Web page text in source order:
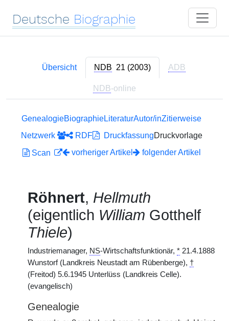
Deutsche Biographie
Übersicht NDB 21 (2003) ADB
NDB-online
GenealogieBiographieLiteraturAutor/inZitierweise
Netzwerk
RDF DruckfassungDruckvorlage
Scan
vorheriger Artikel folgender Artikel
Röhnert, Hellmuth
(eigentlich William Gotthelf
Thiele)
Industriemanager, NS-Wirtschaftsfunktionär, * 21.4.1888
Wunstorf (Landkreis Neustadt am Rübenberge), †
(Freitod) 5.6.1945 Unterlüss (Landkreis Celle).
(evangelisch)
Genealogie